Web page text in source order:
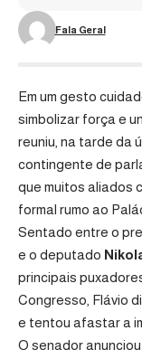
Fala Geral
Em um gesto
simbolizar força e
reuniu, na tarde da
contingente de
que muitos aliados
formal rumo ao
Sentado entre o
e o deputado
principais
Congresso, Flávio
e tentou afastar a
O senador